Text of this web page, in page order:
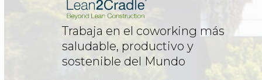
Trabaja en el coworking más
saludable, productivo y
sostenible del Mundo